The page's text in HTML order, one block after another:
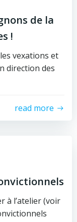
de la
!
vexations et
direction des
read more
à l’atelier (voir